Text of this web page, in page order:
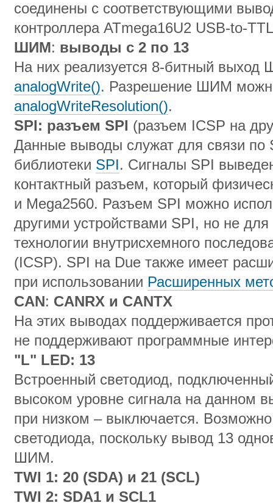
соединены с соответствующими
контроллера ATmega16U2 USB-to-
ШИМ : выводы с 2 по 13
На них реализуется 8-битный
analogWrite(). Разрешение ШИМ
analogWriteResolution().
SPI : разъем SPI (разъем ICSP на
Данные выводы служат для связи по
библиотеки SPI . Сигналы SPI
контактный разъем, который
и Mega2560. Разъем SPI можно
другими устройствами SPI, но не
технологии внутрисхемного
(ICSP). SPI на Due также имеет
при использовании Расширенных
CAN : CANRX и CANTX
На этих выводах поддерживается
не поддерживают программные
" L" LED: 13
Встроенный светодиод,
высоком уровне сигнала на данном
при низком – выключается. Возможно
светодиода, поскольку вывод 13
ШИМ.
TWI 1: 20 (SDA) и 21 (SCL)
TWI 2: SDA1 и SCL1